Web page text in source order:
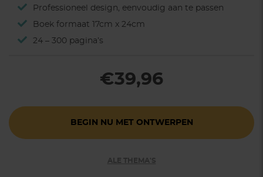
Professioneel design, eenvoudig aan te passen
Boek formaat 17cm x 24cm
24 – 300 pagina’s
€39,96
BEGIN NU MET ONTWERPEN
ALE THEMA'S